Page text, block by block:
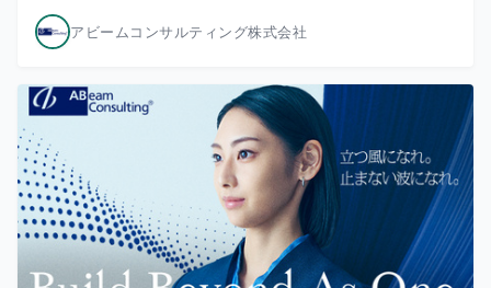
アビームコンサルティング株式会社